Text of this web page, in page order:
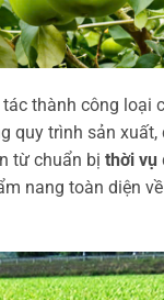
thành công loại
quy trình sản
từ chuẩn bị thời vụ
nang toàn diện